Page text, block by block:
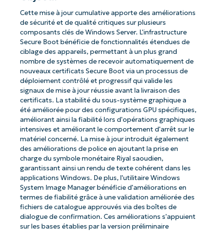
Cette mise à jour cumulative apporte des améliorations
de sécurité et de qualité critiques sur plusieurs
composants clés de Windows Server. L'infrastructure
Secure Boot bénéficie de fonctionnalités étendues de
ciblage des appareils, permettant à un plus grand
nombre de systèmes de recevoir automatiquement de
nouveaux certificats Secure Boot via un processus de
déploiement contrôlé et progressif qui valide les
signaux de mise à jour réussie avant la livraison des
certificats. La stabilité du sous-système graphique a
été améliorée pour des configurations GPU spécifiques,
améliorant ainsi la fiabilité lors d'opérations graphiques
intensives et améliorant le comportement d'arrêt sur le
matériel concerné. La mise à jour introduit également
des améliorations de police en ajoutant la prise en
charge du symbole monétaire Riyal saoudien,
garantissant ainsi un rendu de texte cohérent dans les
applications Windows. De plus, l'utilitaire Windows
System Image Manager bénéficie d'améliorations en
termes de fiabilité grâce à une validation améliorée des
fichiers de catalogue approuvés via des boîtes de
dialogue de confirmation. Ces améliorations s'appuient
sur les bases établies par la version préliminaire